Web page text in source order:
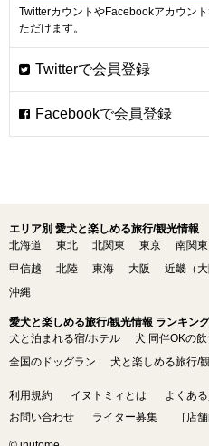
TwitterカウントやFacebookアカウン
ただけます。
エリア別 愛犬と楽しめる旅行/観光情報
北海道
東北 北関東 東京 南関東
甲信越
北陸 東海 大阪 近畿（大
沖縄
愛犬と楽しめる旅行/観光情報 ランキン
犬と泊まれる宿/ホテル
犬 同伴OKの
全国のドッグラン
犬と楽しめる旅行/
利用規約 イヌトミィとは よくあ
お問い合わせ
ライター募集 ［店